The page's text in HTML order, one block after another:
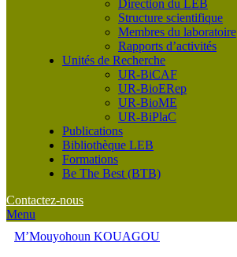
Direction du LEB
Structure scientifique
Membres du laboratoire
Rapports d’activités
Unités de Recherche
UR-BiCAF
UR-BioERep
UR-BioME
UR-BiPlaC
Publications
Bibliothèque LEB
Formations
Be The Best (BTB)
Contactez-nous
Menu
M’Mouyohoun KOUAGOU